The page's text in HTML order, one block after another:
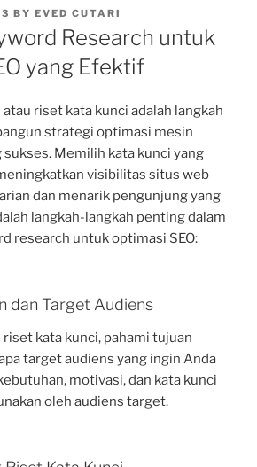
BY EVED CUTARI
Research untuk
yang Efektif
riset kata kunci adalah langkah
strategi optimasi mesin
sukses. Memilih kata kunci yang
visibilitas situs web
dan menarik pengunjung yang
langkah-langkah penting dalam
research untuk optimasi SEO:
dan Target Audiens
kata kunci, pahami tujuan
target audiens yang ingin Anda
motivasi, dan kata kunci
oleh audiens target.